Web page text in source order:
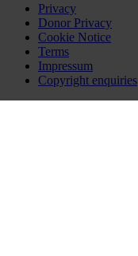
Privacy
Donor Privacy
Cookie Notice
Terms
Impressum
Copyright enquiries